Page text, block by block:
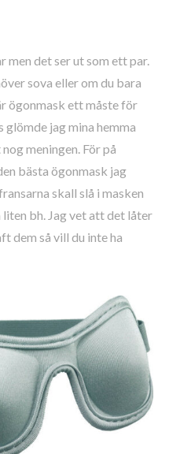
men det ser ut som ett par.
sova eller om du bara
ögonmask ett måste för
jag mina hemma
meningen. För på
bästa ögonmask jag
skall slå i masken
bh. Jag vet att det låter
dem så vill du inte ha